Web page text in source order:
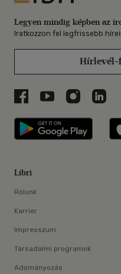
Legyen mindig képben az
Iratkozzon fel legfrissebb
Hírlevél-
Libri a Facebookon
Libri aLibri az
Libri
Libri
Rólunk
Karrier
Impresszum
Társadalmi programok
Adományozás